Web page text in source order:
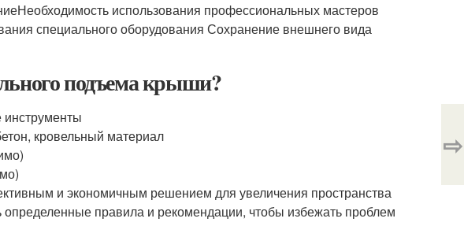
использования профессиональных мастеров
специального оборудования Сохранение внешнего вида
подъема крыши?
инструменты
кровельный материал
и экономичным решением для увеличения пространства
правила и рекомендации, чтобы избежать проблем
⇨